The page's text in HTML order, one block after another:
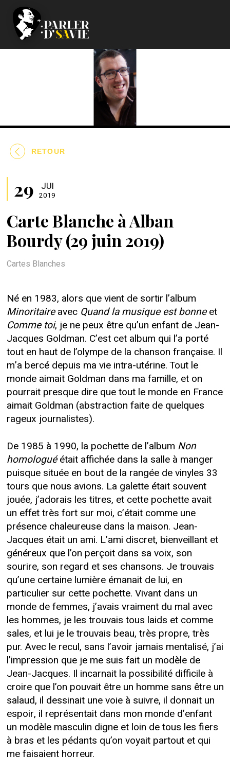
RETOUR
Carte Blanche à Alban
Bourdy (29 juin 2019)
29 JUI
2019
Cartes Blanches
Né en 1983, alors que vient de sortir l’album
Minoritaireavec Quand la musique est bonneet
Comme toi, je ne peux être qu’un enfant de Jean-
Jacques Goldman. C’est cet album qui l’a porté
tout en haut de l’olympe de la chanson française. Il
m’a bercé depuis ma vie intra-utérine. Tout le
monde aimait Goldman dans ma famille, et on
pourrait presque dire que tout le monde en France
aimait Goldman (abstraction faite de quelques
rageux journalistes).
De 1985 à 1990, la pochette de l’album Non
homologuéétait affichée dans la salle à manger
puisque située en bout de la rangée de vinyles 33
tours que nous avions. La galette était souvent
jouée, j’adorais les titres, et cette pochette avait
un effet très fort sur moi, c’était comme une
présence chaleureuse dans la maison. Jean-
Jacques était un ami. L’ami discret, bienveillant et
généreux que l’on perçoit dans sa voix, son
sourire, son regard et ses chansons. Je trouvais
qu’une certaine lumière émanait de lui, en
particulier sur cette pochette. Vivant dans un
monde de femmes, j’avais vraiment du mal avec
les hommes, je les trouvais tous laids et comme
sales, et lui je le trouvais beau, très propre, très
pur. Avec le recul, sans l’avoir jamais mentalisé, j’ai
l’impression que je me suis fait un modèle de
Jean-Jacques. Il incarnait la possibilité difficile à
croire que l’on pouvait être un homme sans être un
salaud, il dessinait une voie à suivre, il donnait un
espoir, il représentait dans mon monde d’enfant
un modèle masculin digne et loin de tous les fiers
à bras et les pédants qu’on voyait partout et qui
me faisaient horreur.